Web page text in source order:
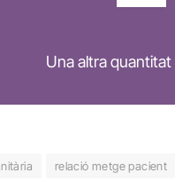
Una altra quantitat
relació metge pacient